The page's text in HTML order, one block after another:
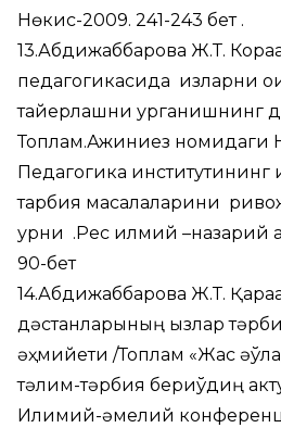
Нөкис-2009. 241-243 бет .
13.Абдижаббарова Ж.Т.
педагогикасида қизларни
тайерлашни урганишнинг
Топлам.Ажиниез номидаги
Педагогика институтининг
тарбия масалаларини
урни .Рес илмий –назарий
90-бет
14.Абдижаббарова Ж.Т.
дәстанларының қызлар
әҳмийети /Топлам «Жас
тәлим-тәрбия бериўдиң
Илимий-әмелий